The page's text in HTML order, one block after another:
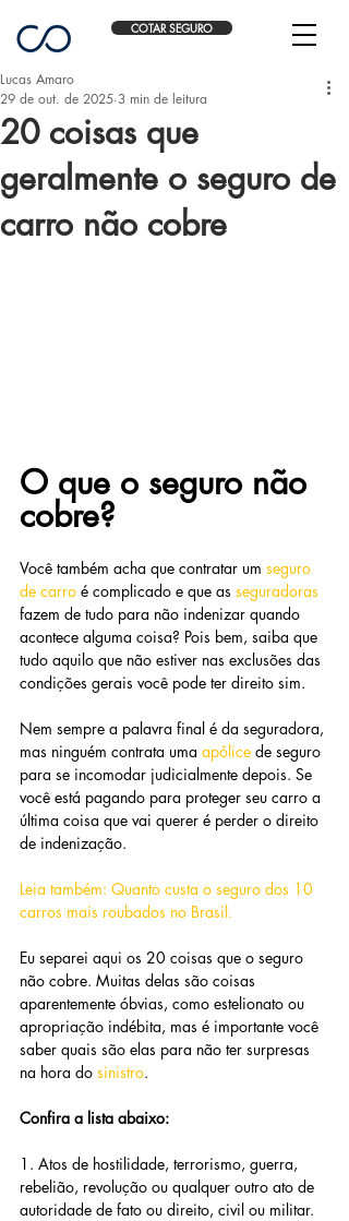
COTAR SEGURO
20 coisas que
geralmente o seguro de
carro não cobre
Lucas Amaro
29 de out. de 2025 3 min de leitura
O que o seguro não
cobre?
Você também acha que contratar um seguro
de carro é complicado e que as seguradoras
fazem de tudo para não indenizar quando
acontece alguma coisa? Pois bem, saiba que
tudo aquilo que não estiver nas exclusões das
condições gerais você pode ter direito sim.
Nem sempre a palavra final é da seguradora,
mas ninguém contrata uma apólice de seguro
para se incomodar judicialmente depois. Se
você está pagando para proteger seu carro a
última coisa que vai querer é perder o direito
de indenização.
Leia também: Quanto custa o seguro dos 10
carros mais roubados no Brasil.
Eu separei aqui os 20 coisas que o seguro
não cobre. Muitas delas são coisas
aparentemente óbvias, como estelionato ou
apropriação indébita, mas é importante você
saber quais são elas para não ter surpresas
na hora do sinistro.
Confira a lista abaixo:
1. Atos de hostilidade, terrorismo, guerra,
rebelião, revolução ou qualquer outro ato de
autoridade de fato ou direito, civil ou militar.